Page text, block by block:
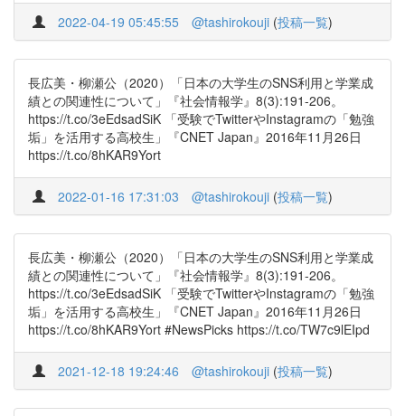
2022-04-19 05:45:55 @tashirokouji (投稿一覧)
長広美・柳瀬公（2020）「日本の大学生のSNS利用と学業成
績との関連性について」『社会情報学』8(3):191-206。
https://t.co/3eEdsadSiK 「受験でTwitterやInstagramの「勉強
垢」を活用する高校生」『CNET Japan』2016年11月26日
https://t.co/8hKAR9Yort
2022-01-16 17:31:03 @tashirokouji (投稿一覧)
長広美・柳瀬公（2020）「日本の大学生のSNS利用と学業成
績との関連性について」『社会情報学』8(3):191-206。
https://t.co/3eEdsadSiK 「受験でTwitterやInstagramの「勉強
垢」を活用する高校生」『CNET Japan』2016年11月26日
https://t.co/8hKAR9Yort #NewsPicks https://t.co/TW7c9lEIpd
2021-12-18 19:24:46 @tashirokouji (投稿一覧)